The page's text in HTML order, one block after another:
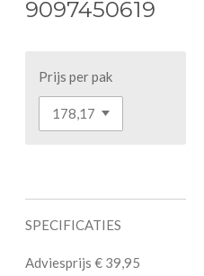
9097450619
Prijs per pak
SPECIFICATIES
Adviesprijs € 39,95